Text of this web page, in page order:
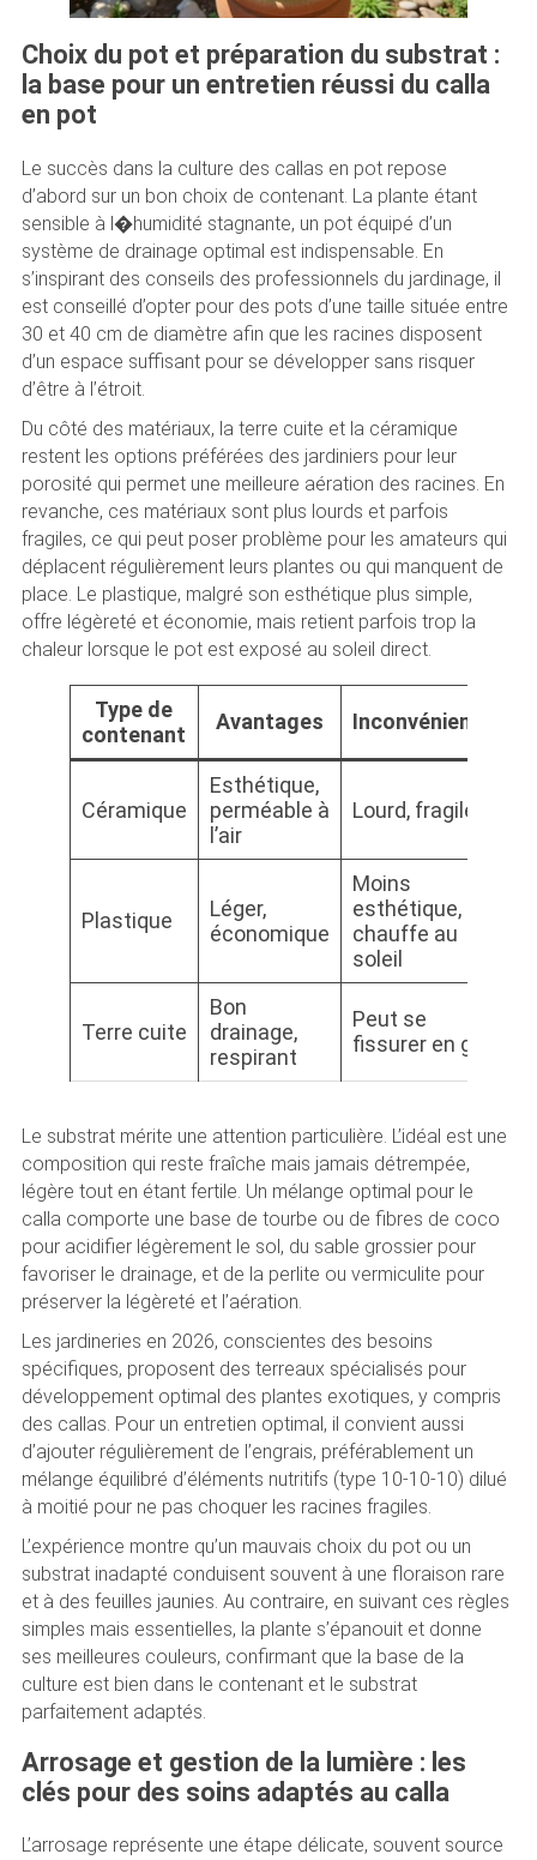
Choix du pot et préparation du substrat :
la base pour un entretien réussi du calla
en pot
Le succès dans la culture des callas en pot repose
d’abord sur un bon choix de contenant. La plante étant
sensible à l�humidité stagnante, un pot équipé d’un
système de drainage optimal est indispensable. En
s’inspirant des conseils des professionnels du jardinage, il
est conseillé d’opter pour des pots d’une taille située entre
30 et 40 cm de diamètre afin que les racines disposent
d’un espace suffisant pour se développer sans risquer
d’être à l’étroit.
Du côté des matériaux, la terre cuite et la céramique
restent les options préférées des jardiniers pour leur
porosité qui permet une meilleure aération des racines. En
revanche, ces matériaux sont plus lourds et parfois
fragiles, ce qui peut poser problème pour les amateurs qui
déplacent régulièrement leurs plantes ou qui manquent de
place. Le plastique, malgré son esthétique plus simple,
offre légèreté et économie, mais retient parfois trop la
chaleur lorsque le pot est exposé au soleil direct.
Type de
contenant
Avantages Inconvénients
Céramique
Esthétique,
perméable à
l’air
Lourd, fragile
Plastique
Léger,
économique
Moins
esthétique,
chauffe au
soleil
Terre cuite
Bon
drainage,
respirant
Peut se
fissurer en gel
Le substrat mérite une attention particulière. L’idéal est une
composition qui reste fraîche mais jamais détrempée,
légère tout en étant fertile. Un mélange optimal pour le
calla comporte une base de tourbe ou de fibres de coco
pour acidifier légèrement le sol, du sable grossier pour
favoriser le drainage, et de la perlite ou vermiculite pour
préserver la légèreté et l’aération.
Les jardineries en 2026, conscientes des besoins
spécifiques, proposent des terreaux spécialisés pour
développement optimal des plantes exotiques, y compris
des callas. Pour un entretien optimal, il convient aussi
d’ajouter régulièrement de l’engrais, préférablement un
mélange équilibré d’éléments nutritifs (type 10-10-10) dilué
à moitié pour ne pas choquer les racines fragiles.
L’expérience montre qu’un mauvais choix du pot ou un
substrat inadapté conduisent souvent à une floraison rare
et à des feuilles jaunies. Au contraire, en suivant ces règles
simples mais essentielles, la plante s’épanouit et donne
ses meilleures couleurs, confirmant que la base de la
culture est bien dans le contenant et le substrat
parfaitement adaptés.
Arrosage et gestion de la lumière : les
clés pour des soins adaptés au calla
L’arrosage représente une étape délicate, souvent source